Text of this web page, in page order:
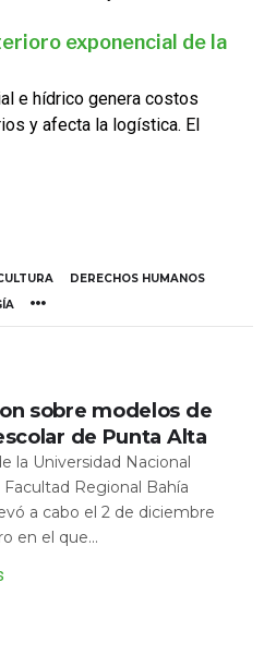
exponencial de la
e hídrico genera costos
y afecta la logística. El
DERECHOS HUMANOS
sobre modelos de
de Punta Alta
la Universidad Nacional
Regional Bahía
a cabo el 2 de diciembre
en el que...